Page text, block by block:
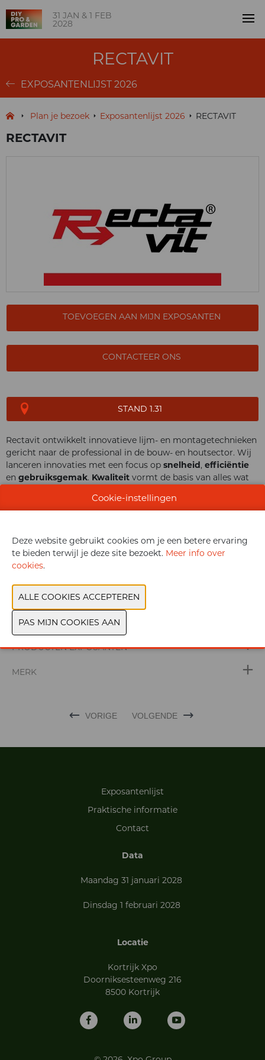
31 JAN & 1 FEB
2028
RECTAVIT
EXPOSANTENLIJST 2026
Plan je bezoek Exposantenlijst 2026 RECTAVIT
RECTAVIT
TOEVOEGEN AAN MIJN EXPOSANTEN
CONTACTEER ONS
STAND 1.31
Rectavit ontwikkelt innovatieve lijm- en montagetechnieken
gericht naar de professional in de bouw- en houtsector. Wij
lanceren innovaties met een focus op snelheid, efficiëntie
en gebruiksgemak. Kwaliteit vormt de basis van alles wat
termijn. We bieden oplossingen op maat voor elke
WEBSITE CATALOGUS
PRODUCTGROEP
PRODUCTEN EXPOSANTEN
MERK
VORIGE VOLGENDE
Exposantenlijst
Praktische informatie
Contact
Data
Maandag 31 januari 2028
Dinsdag 1 februari 2028
Locatie
Kortrijk Xpo
Doorniksesteenweg 216
8500 Kortrijk
Cookie-instellingen
Deze website gebruikt cookies om je een betere ervaring
te bieden terwijl je deze site bezoekt. Meer info over
cookies.